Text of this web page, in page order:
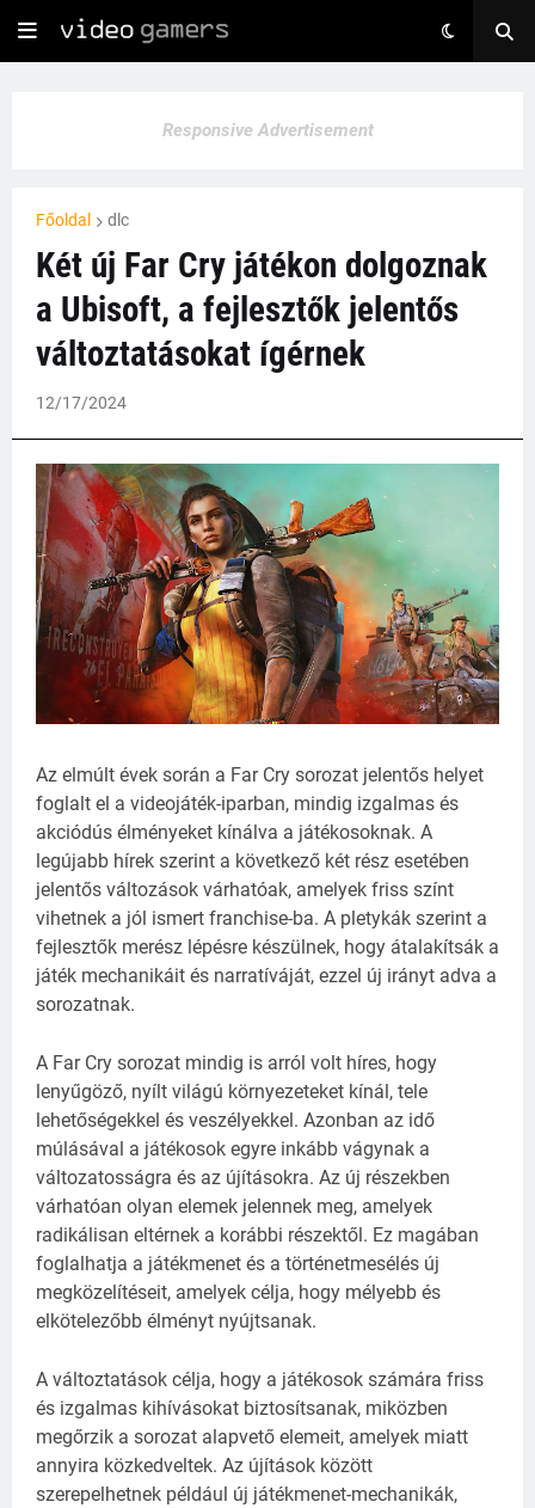
Responsive Advertisement
Főoldal dlc
Két új Far Cry játékon dolgoznak
a Ubisoft, a fejlesztők jelentős
változtatásokat ígérnek
12/17/2024
Az elmúlt évek során a Far Cry sorozat jelentős helyet
foglalt el a videojáték-iparban, mindig izgalmas és
akciódús élményeket kínálva a játékosoknak. A
legújabb hírek szerint a következő két rész esetében
jelentős változások várhatóak, amelyek friss színt
vihetnek a jól ismert franchise-ba. A pletykák szerint a
fejlesztők merész lépésre készülnek, hogy átalakítsák a
játék mechanikáit és narratíváját, ezzel új irányt adva a
sorozatnak.
A Far Cry sorozat mindig is arról volt híres, hogy
lenyűgöző, nyílt világú környezeteket kínál, tele
lehetőségekkel és veszélyekkel. Azonban az idő
múlásával a játékosok egyre inkább vágynak a
változatosságra és az újításokra. Az új részekben
várhatóan olyan elemek jelennek meg, amelyek
radikálisan eltérnek a korábbi részektől. Ez magában
foglalhatja a játékmenet és a történetmesélés új
megközelítéseit, amelyek célja, hogy mélyebb és
elkötelezőbb élményt nyújtsanak.
A változtatások célja, hogy a játékosok számára friss
és izgalmas kihívásokat biztosítsanak, miközben
megőrzik a sorozat alapvető elemeit, amelyek miatt
annyira közkedveltek. Az újítások között
szerepelhetnek például új játékmenet-mechanikák,